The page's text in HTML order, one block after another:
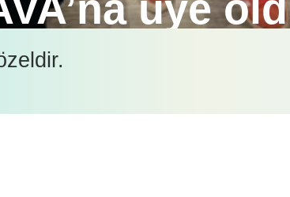
Avrupa’da 39 ülkeyi temsil
(FECAVA)’na tam üye oldu.